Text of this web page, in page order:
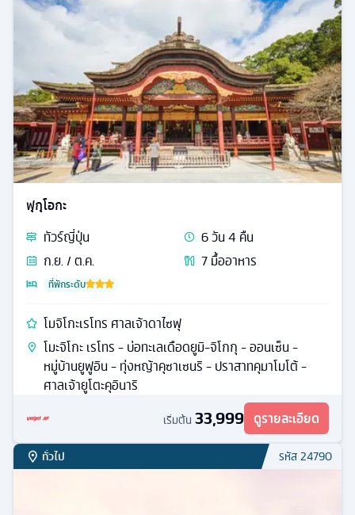
ฟุกุโอกะ
ทัวร์ญี่ปุ่น 6วัน4 คืน
ก.ย. / ต.ค.
7มื้ออาหาร
ที่พักระดับ
โมจิโกะเรโทร ศาลเจ้าดาไซฟุ
โมะจิโกะ เรโทร - บ่อทะเลเดือดยูมิ-จิโกกุ - ออนเซ็น -
หมู่บ้านยูฟูอิน - ทุ่งหญ้าคุซาเซนริ - ปราสาทคุมาโมโต้ -
ศาลเจ้ายูโตะคุอินาริ
เริ่มต้น 33,999 ดูรายละเอียด
ทั่วไป รหัส24790